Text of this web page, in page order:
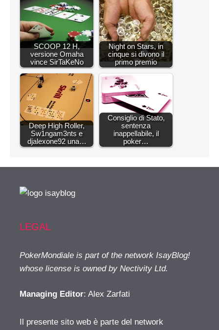
SCOOP 12 H,
versione Omaha
vince SirTaKeNo
Night on Stars, in
cinque si divono il
primo premio
Deep High Roller,
Sw1ngam3nts e
djalexone92 una…
Consiglio di Stato,
sentenza
inappellabile, il
poker…
LEGAL
PokerMondiale is part of the network IsayBlog!
whose license is owned by Nectivity Ltd.
Managing Editor: Alex Zarfati
Il presente sito web è parte del network